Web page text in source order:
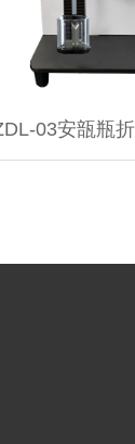
03安瓿瓶